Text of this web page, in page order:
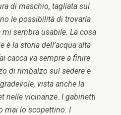
di maschio, tagliata sul
le possibilità di trovarla
mi sembra usabile. La cosa
è la storia dell’acqua alta
cacca va sempre a finire
di rimbalzo sul sedere e
vista anche la
nelle vicinanze. I gabinetti
mai lo scopettino. I